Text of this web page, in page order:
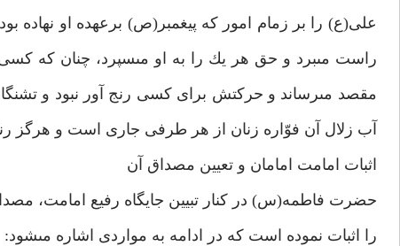
على(ع) را بر زمام امور كه پيغمبر(ص) برعهده او نهاده
راست مى‏برد و حق هر يك را به او مى‏سپرد، چنان كه
مقصد مى‏رساند و حركتش براى كسى رنج آور نبود و
آب زلال آن فوّاره زنان از هر طرفى جارى است و هرگز
اثبات امامت امامان و تعيين مصداق آن‏
حضرت فاطمه(س) در كنار تبيين جايگاه رفيع امامت،
را اثبات نموده است كه در ادامه به مواردى اشاره مى‏شود: